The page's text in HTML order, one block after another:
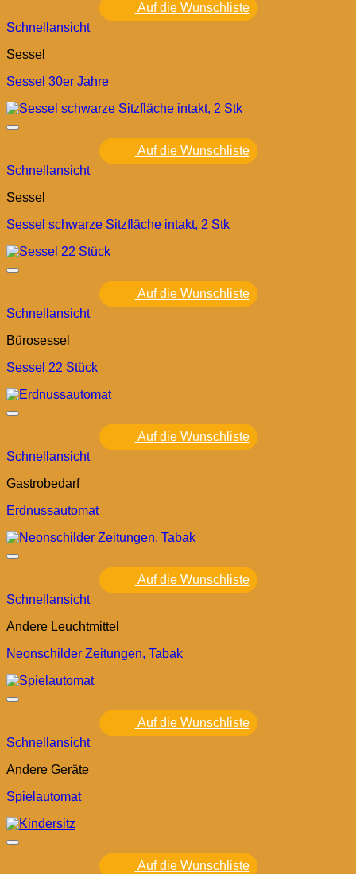
Auf die Wunschliste
Schnellansicht
Sessel
Sessel 30er Jahre
Auf die Wunschliste
Schnellansicht
Sessel
Sessel schwarze Sitzfläche intakt, 2 Stk
Auf die Wunschliste
Schnellansicht
Bürosessel
Sessel 22 Stück
Auf die Wunschliste
Schnellansicht
Gastrobedarf
Erdnussautomat
Auf die Wunschliste
Schnellansicht
Andere Leuchtmittel
Neonschilder Zeitungen, Tabak
Auf die Wunschliste
Schnellansicht
Andere Geräte
Spielautomat
Auf die Wunschliste